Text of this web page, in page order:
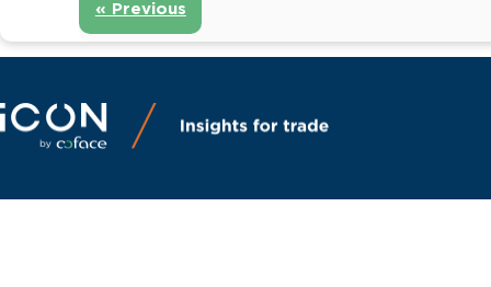
« Previous